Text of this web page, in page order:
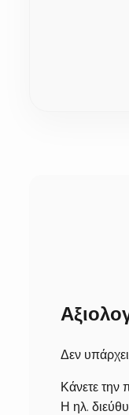
υπόλοιπο
Πόσος
Καθώς τα
Δεν
Κάνετε την
Η ηλ.